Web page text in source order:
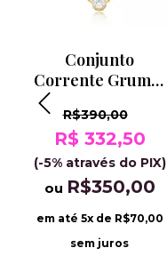
Conjunto
Corrente Grumet
Ponto De Luz
R$390,00
R$ 332,50
(-5% através do PIX)
ou R$350,00
em até 5x de R$70,00
sem juros